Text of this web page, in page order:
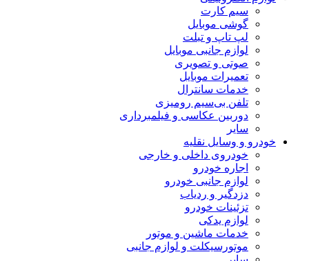
سیم کارت
گوشی موبایل
لپ تاپ و تبلت
لوازم جانبی موبایل
صوتی و تصویری
تعمیرات موبایل
خدمات سانترال
تلفن بی‌سیم رومیزی
دوربین عکاسی و فیلمبرداری
سایر
خودرو و وسایل نقلیه
خودروی داخلی و خارجی
اجاره خودرو
لوازم جانبی خودرو
دزدگیر و ردیاب
تزئینات خودرو
لوازم یدکی
خدمات ماشین و موتور
موتورسیکلت و لوازم جانبی